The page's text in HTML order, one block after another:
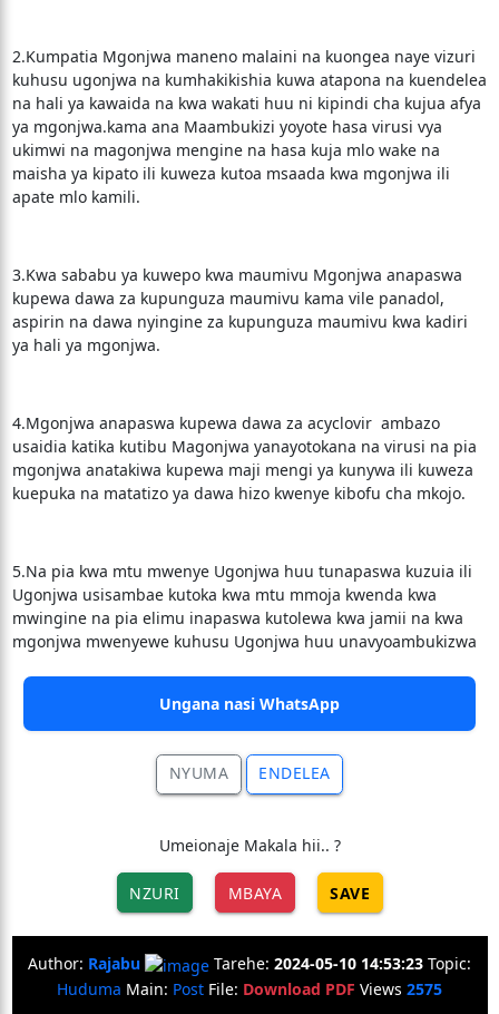
2.Kumpatia Mgonjwa maneno malaini na kuongea naye vizuri
kuhusu ugonjwa na kumhakikishia kuwa atapona na kuendelea
na hali ya kawaida na kwa wakati huu ni kipindi cha kujua afya
ya mgonjwa.kama ana Maambukizi yoyote hasa virusi vya
ukimwi na magonjwa mengine na hasa kuja mlo wake na
maisha ya kipato ili kuweza kutoa msaada kwa mgonjwa ili
apate mlo kamili.
3.Kwa sababu ya kuwepo kwa maumivu Mgonjwa anapaswa
kupewa dawa za kupunguza maumivu kama vile panadol,
aspirin na dawa nyingine za kupunguza maumivu kwa kadiri
ya hali ya mgonjwa.
4.Mgonjwa anapaswa kupewa dawa za acyclovir ambazo
usaidia katika kutibu Magonjwa yanayotokana na virusi na pia
mgonjwa anatakiwa kupewa maji mengi ya kunywa ili kuweza
kuepuka na matatizo ya dawa hizo kwenye kibofu cha mkojo.
5.Na pia kwa mtu mwenye Ugonjwa huu tunapaswa kuzuia ili
Ugonjwa usisambae kutoka kwa mtu mmoja kwenda kwa
mwingine na pia elimu inapaswa kutolewa kwa jamii na kwa
mgonjwa mwenyewe kuhusu Ugonjwa huu unavyoambukizwa
Ungana nasi WhatsApp
NYUMA ENDELEA
Umeionaje Makala hii.. ?
NZURI MBAYA SAVE
Author: Rajabu Tarehe: 2024-05-10 14:53:23 Topic:
Huduma Main: Post File: Download PDF Views 2575